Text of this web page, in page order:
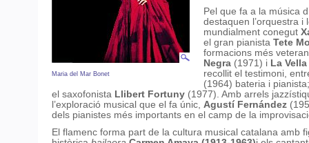
Maria del Mar Bonet
Pel que fa a la música
destaquen l’orquestra i
mundialment conegut
el gran pianista Tete
formacions més
Negra (1971) i La
recollit el testimoni,
(1964) bateria i
el saxofonista Llibert Fortuny (1977). Amb arrels
l’exploració musical que el fa únic, Agustí Fernández
dels pianistes més importants en el camp de la
El flamenc forma part de la cultura musical catalana amb